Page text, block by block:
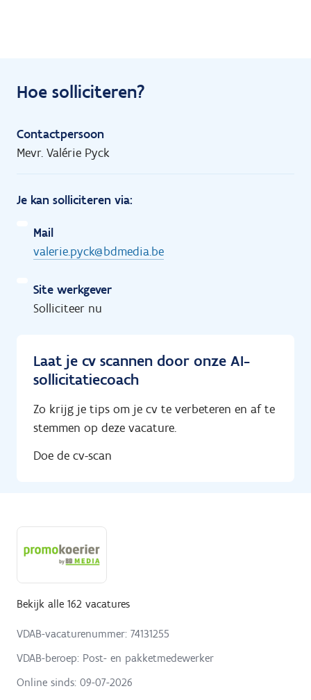
Hoe solliciteren?
Contactpersoon
Mevr. Valérie Pyck
Je kan solliciteren via:
Mail
valerie.pyck@bdmedia.be
Site werkgever
Solliciteer nu
Laat je cv scannen door onze AI-
sollicitatiecoach
Zo krijg je tips om je cv te verbeteren en af te
stemmen op deze vacature.
Doe de cv-scan
Bekijk alle 162 vacatures
VDAB-vacaturenummer: 74131255
VDAB-beroep: Post- en pakketmedewerker
Online sinds: 09-07-2026